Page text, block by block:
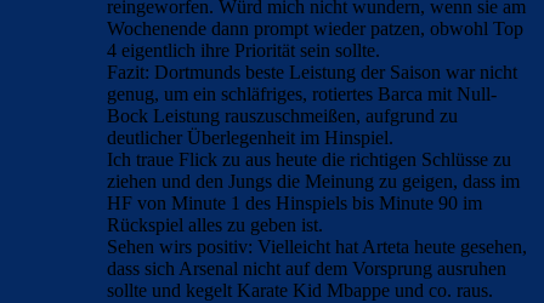
reingeworfen. Würd mich nicht wundern, wenn sie am
Wochenende dann prompt wieder patzen, obwohl Top
4 eigentlich ihre Priorität sein sollte.
Fazit: Dortmunds beste Leistung der Saison war nicht
genug, um ein schläfriges, rotiertes Barca mit Null-
Bock Leistung rauszuschmeißen, aufgrund zu
deutlicher Überlegenheit im Hinspiel.
Ich traue Flick zu aus heute die richtigen Schlüsse zu
ziehen und den Jungs die Meinung zu geigen, dass im
HF von Minute 1 des Hinspiels bis Minute 90 im
Rückspiel alles zu geben ist.
Sehen wirs positiv: Vielleicht hat Arteta heute gesehen,
dass sich Arsenal nicht auf dem Vorsprung ausruhen
sollte und kegelt Karate Kid Mbappe und co. raus.